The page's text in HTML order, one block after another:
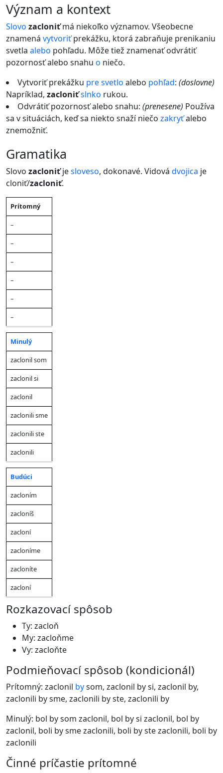
význam a kontext
Slovo zacloniťmá niekoľko významov. Všeobecne
znamená vytvoriťprekážku, ktorá zabraňuje prenikaniu
svetla alebo pohľadu. Môže tiež znamenať odvrátiť
pozornosť alebo snahu o niečo.
Vytvoriť prekážku presvetlo alebo pohľad: (doslovne)
Napríklad, zacloniťslnko rukou.
Odvrátiť pozornosť alebo snahu: (prenesene) Používa
sa v situáciách, keď sa niekto snaží niečo zakryťalebo
znemožniť.
gramatika
Slovo zacloniťjesloveso, dokonavé. Vidová dvojica je
cloniť/zacloniť.
Čas Ja
Prítomný
–
–
–
–
–
–
Minulý
zaclonil som
zaclonil si
zaclonil
zaclonili sme
zaclonili ste
zaclonili
Budúci
zacloním
zacloníš
zacloní
zacloníme
zacloníte
zacloní
Rozkazovací spôsob
Ty: zacloň
My: zacloňme
Vy: zacloňte
Podmieňovací spôsob (kondicionál)
Prítomný: zaclonil bysom, zaclonil by si, zaclonil by,
zaclonili by sme, zaclonili by ste, zaclonili by
Minulý: bol by som zaclonil, bol by si zaclonil, bol by
zaclonil, boli by sme zaclonili, boli by ste zaclonili, boli by
zaclonili
Činné príčastie prítomné